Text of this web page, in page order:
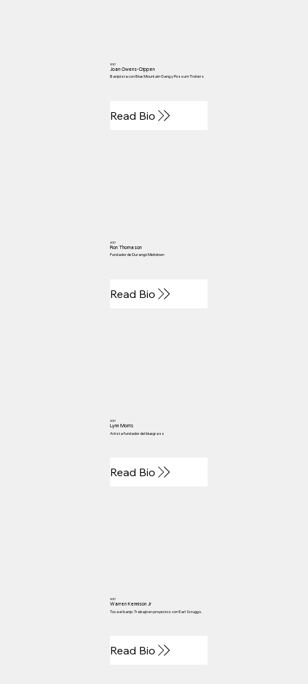
2017
Joan Owens-Crippen
Banjoista con Blue Mountain Gang y Possum Trotters
Read Bio
2017
Ron Thomason
Fundador de Durango Meltdown
Read Bio
2017
Lynn Morris
Artista fundador del bluegrass
Read Bio
2017
Warren Kennison Jr
Toca el banjo. Trabajó en proyectos con Earl Scruggs.
Read Bio